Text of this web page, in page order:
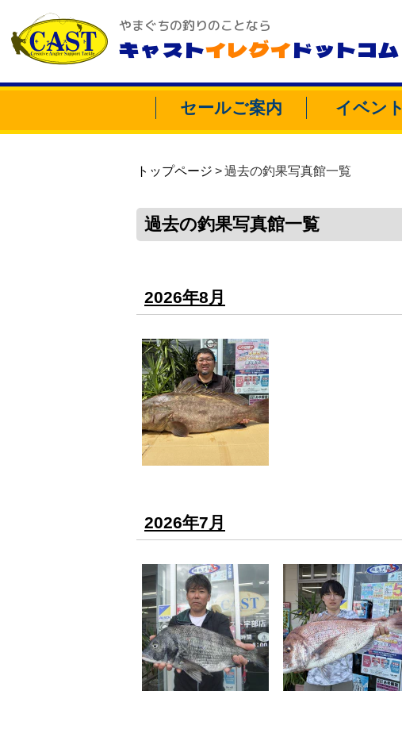
やまぐちの釣りのことなら
キャストイレグイドットコム
セールご案内 イベント
トップページ 過去の釣果写真館一覧
過去の釣果写真館一覧
2026年8月
2026年7月